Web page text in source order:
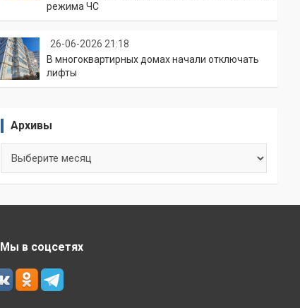
режима ЧС
26-06-2026 21:18
В многоквартирных домах начали отключать
лифты
Архивы
Мы в соцсетях